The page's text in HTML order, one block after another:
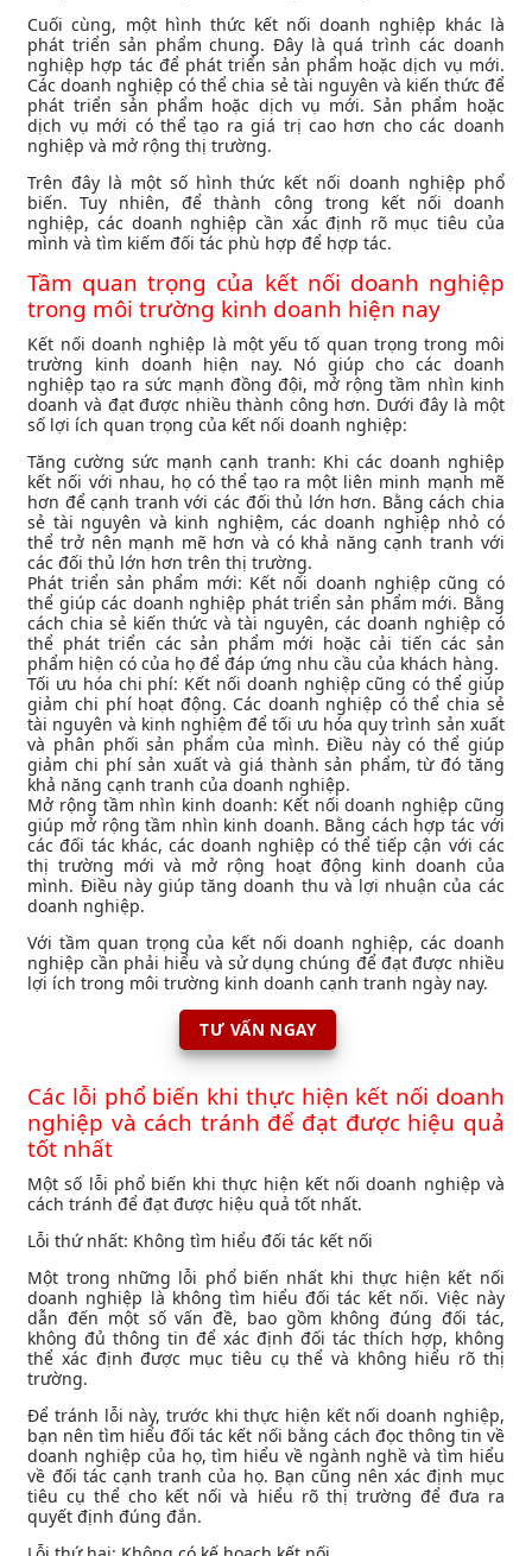
Cuối cùng, một hình thức kết nối doanh nghiệp khác là
phát triển sản phẩm chung. Đây là quá trình các doanh
nghiệp hợp tác để phát triển sản phẩm hoặc dịch vụ mới.
Các doanh nghiệp có thể chia sẻ tài nguyên và kiến ​​thức để
phát triển sản phẩm hoặc dịch vụ mới. Sản phẩm hoặc
dịch vụ mới có thể tạo ra giá trị cao hơn cho các doanh
nghiệp và mở rộng thị trường.
Trên đây là một số hình thức kết nối doanh nghiệp phổ
biến. Tuy nhiên, để thành công trong kết nối doanh
nghiệp, các doanh nghiệp cần xác định rõ mục tiêu của
mình và tìm kiếm đối tác phù hợp để hợp tác.
Tầm quan trọng của kết nối doanh nghiệp
trong môi trường kinh doanh hiện nay
Kết nối doanh nghiệp là một yếu tố quan trọng trong môi
trường kinh doanh hiện nay. Nó giúp cho các doanh
nghiệp tạo ra sức mạnh đồng đội, mở rộng tầm nhìn kinh
doanh và đạt được nhiều thành công hơn. Dưới đây là một
số lợi ích quan trọng của kết nối doanh nghiệp:
Tăng cường sức mạnh cạnh tranh: Khi các doanh nghiệp
kết nối với nhau, họ có thể tạo ra một liên minh mạnh mẽ
hơn để cạnh tranh với các đối thủ lớn hơn. Bằng cách chia
sẻ tài nguyên và kinh nghiệm, các doanh nghiệp nhỏ có
thể trở nên mạnh mẽ hơn và có khả năng cạnh tranh với
các đối thủ lớn hơn trên thị trường.
Phát triển sản phẩm mới: Kết nối doanh nghiệp cũng có
thể giúp các doanh nghiệp phát triển sản phẩm mới. Bằng
cách chia sẻ kiến ​​thức và tài nguyên, các doanh nghiệp có
thể phát triển các sản phẩm mới hoặc cải tiến các sản
phẩm hiện có của họ để đáp ứng nhu cầu của khách hàng.
Tối ưu hóa chi phí: Kết nối doanh nghiệp cũng có thể giúp
giảm chi phí hoạt động. Các doanh nghiệp có thể chia sẻ
tài nguyên và kinh nghiệm để tối ưu hóa quy trình sản xuất
và phân phối sản phẩm của mình. Điều này có thể giúp
giảm chi phí sản xuất và giá thành sản phẩm, từ đó tăng
khả năng cạnh tranh của doanh nghiệp.
Mở rộng tầm nhìn kinh doanh: Kết nối doanh nghiệp cũng
giúp mở rộng tầm nhìn kinh doanh. Bằng cách hợp tác với
các đối tác khác, các doanh nghiệp có thể tiếp cận với các
thị trường mới và mở rộng hoạt động kinh doanh của
mình. Điều này giúp tăng doanh thu và lợi nhuận của các
doanh nghiệp.
Với tầm quan trọng của kết nối doanh nghiệp, các doanh
nghiệp cần phải hiểu và sử dụng chúng để đạt được nhiều
lợi ích trong môi trường kinh doanh cạnh tranh ngày nay.
TƯ VẤN NGAY
Các lỗi phổ biến khi thực hiện kết nối doanh
nghiệp và cách tránh để đạt được hiệu quả
tốt nhất
Một số lỗi phổ biến khi thực hiện kết nối doanh nghiệp và
cách tránh để đạt được hiệu quả tốt nhất.
Lỗi thứ nhất: Không tìm hiểu đối tác kết nối
Một trong những lỗi phổ biến nhất khi thực hiện kết nối
doanh nghiệp là không tìm hiểu đối tác kết nối. Việc này
dẫn đến một số vấn đề, bao gồm không đúng đối tác,
không đủ thông tin để xác định đối tác thích hợp, không
thể xác định được mục tiêu cụ thể và không hiểu rõ thị
trường.
Để tránh lỗi này, trước khi thực hiện kết nối doanh nghiệp,
bạn nên tìm hiểu đối tác kết nối bằng cách đọc thông tin về
doanh nghiệp của họ, tìm hiểu về ngành nghề và tìm hiểu
về đối tác cạnh tranh của họ. Bạn cũng nên xác định mục
tiêu cụ thể cho kết nối và hiểu rõ thị trường để đưa ra
quyết định đúng đắn.